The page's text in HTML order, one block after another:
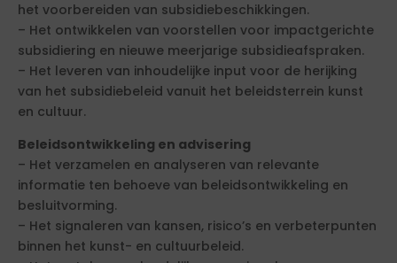
het voorbereiden van subsidiebeschikkingen.
– Het ontwikkelen van voorstellen voor impactgerichte
subsidiering en nieuwe meerjarige subsidieafspraken.
– Het leveren van inhoudelijke input voor de herijking
van het subsidiebeleid vanuit het beleidsterrein kunst
en cultuur.
Beleidsontwikkeling en advisering
– Het verzamelen en analyseren van relevante
informatie ten behoeve van beleidsontwikkeling en
besluitvorming.
– Het signaleren van kansen, risico’s en verbeterpunten
binnen het kunst- en cultuurbeleid.